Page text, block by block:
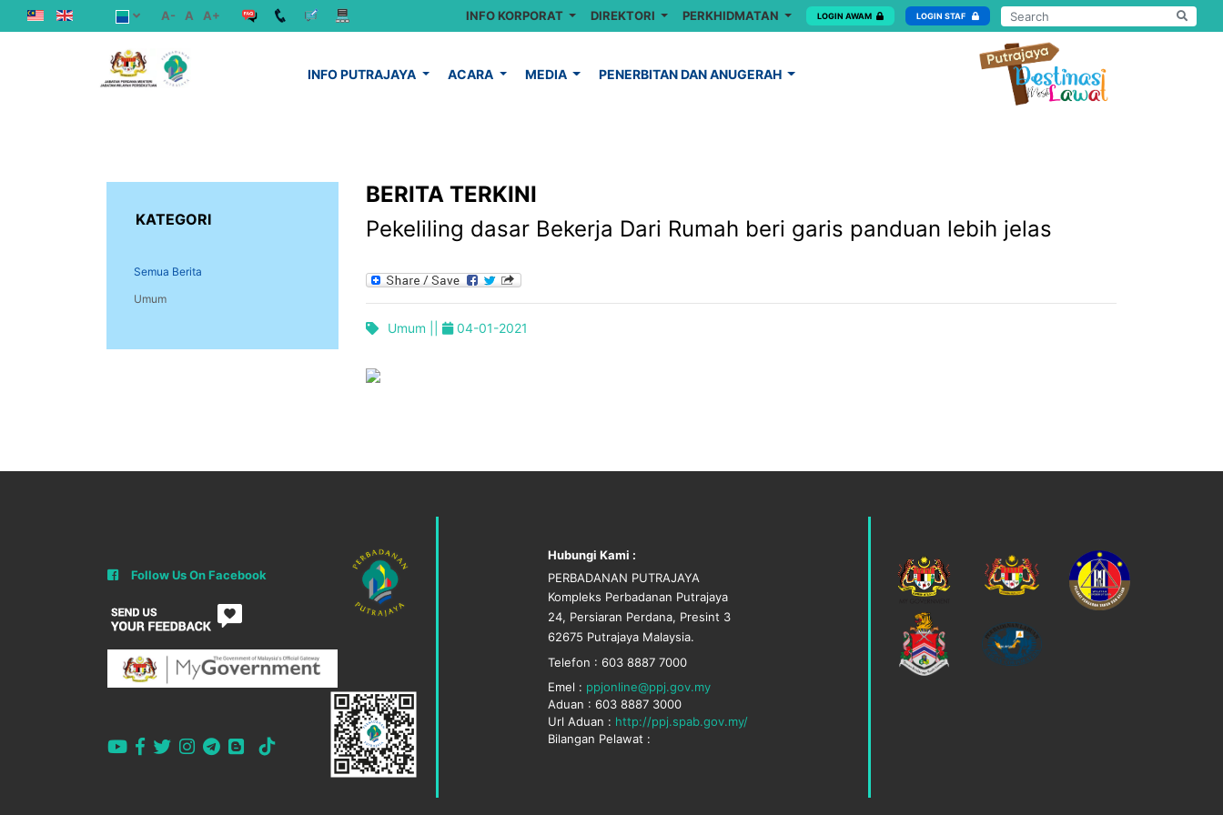
A- A A+ INFO KORPORAT DIREKTORI PERKHIDMATAN LOGIN AWAM LOGIN STAF
INFO PUTRAJAYA ACARA MEDIA PENERBITAN DAN ANUGERAH
KATEGORI
Semua Berita
Umum
BERITA TERKINI
Pekeliling dasar Bekerja Dari Rumah beri garis panduan lebih jelas
Umum || 04-01-2021
Follow Us On Facebook
Hubungi Kami :
PERBADANAN PUTRAJAYA
Kompleks Perbadanan Putrajaya
24, Persiaran Perdana, Presint 3
62675 Putrajaya Malaysia.
Telefon : 603 8887 7000
Emel : ppjonline@ppj.gov.my
Aduan : 603 8887 3000
Url Aduan : http://ppj.spab.gov.my/
Bilangan Pelawat :